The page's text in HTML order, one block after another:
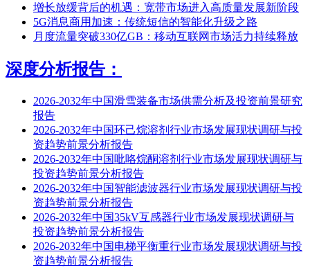
增长放缓背后的机遇：宽带市场进入高质量发展新阶段
5G消息商用加速：传统短信的智能化升级之路
月度流量突破330亿GB：移动互联网市场活力持续释放
深度分析报告：
2026-2032年中国滑雪装备市场供需分析及投资前景研究
报告
2026-2032年中国环己烷溶剂行业市场发展现状调研与投
资趋势前景分析报告
2026-2032年中国吡咯烷酮溶剂行业市场发展现状调研与
投资趋势前景分析报告
2026-2032年中国智能滤波器行业市场发展现状调研与投
资趋势前景分析报告
2026-2032年中国35kV互感器行业市场发展现状调研与
投资趋势前景分析报告
2026-2032年中国电梯平衡重行业市场发展现状调研与投
资趋势前景分析报告